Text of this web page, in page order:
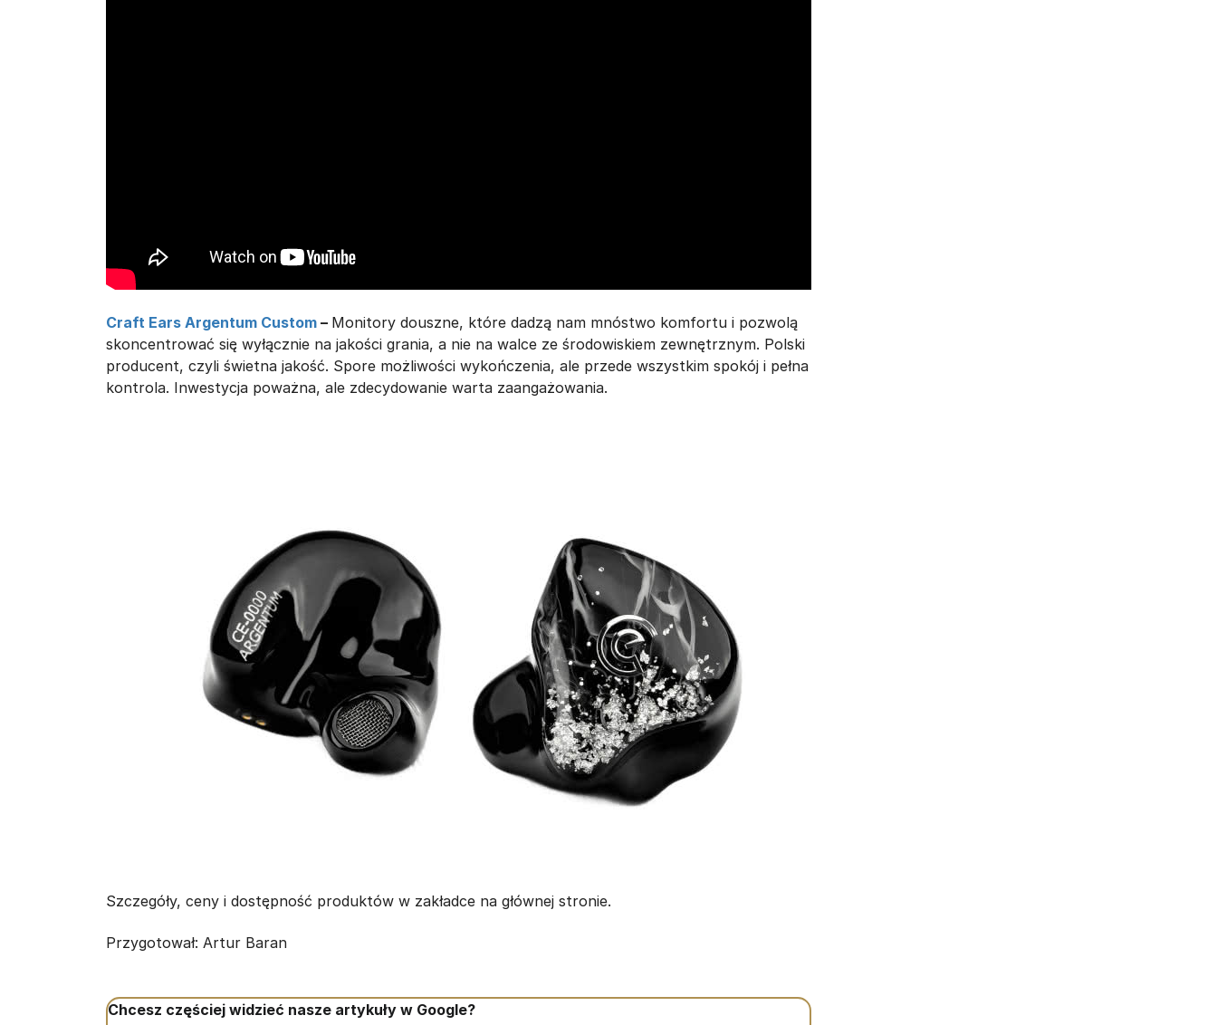
Craft Ears Argentum Custom – Monitory douszne, które dadzą nam mnóstwo komfortu i pozwolą
skoncentrować się wyłącznie na jakości grania, a nie na walce ze środowiskiem zewnętrznym. Polski
producent, czyli świetna jakość. Spore możliwości wykończenia, ale przede wszystkim spokój i pełna
kontrola. Inwestycja poważna, ale zdecydowanie warta zaangażowania.
Szczegóły, ceny i dostępność produktów w zakładce na głównej stronie.
Przygotował: Artur Baran
Chcesz częściej widzieć nasze artykuły w Google?